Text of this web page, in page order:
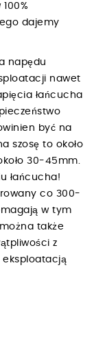
dajemy
napędu
nawet
łańcucha
być na
szosę to około
30-45mm.
łańcucha!
co 300-
w tym
także
z